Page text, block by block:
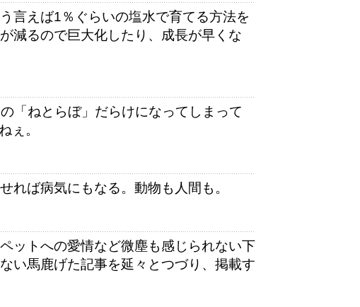
言えば1％ぐらいの塩水で育てる方法を
減るので巨大化したり、成長が早くな
「ねとらぼ」だらけになってしまって
ぇ。
れば病気にもなる。動物も人間も。
ットへの愛情など微塵も感じられない下
馬鹿げた記事を延々とつづり、掲載す